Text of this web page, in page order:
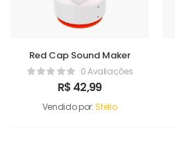
Red Cap Sound Maker
0 Avaliações
R$42,99
Vendido por:Stelio